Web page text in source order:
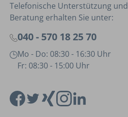
Telefonische Unterstützung und
Beratung erhalten Sie unter:
040 - 570 18 25 70
Mo - Do: 08:30 - 16:30 Uhr
Fr: 08:30 - 15:00 Uhr